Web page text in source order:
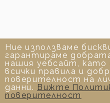
Ние използваме
гарантираме
нашия уебсайт, като
всички правила и
поверителност на
данни. Вижте
поверителност